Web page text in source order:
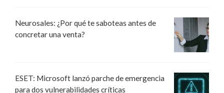
Neurosales: ¿Por qué te saboteas antes de
concretar una venta?
ESET: Microsoft lanzó parche de emergencia
para dos vulnerabilidades críticas